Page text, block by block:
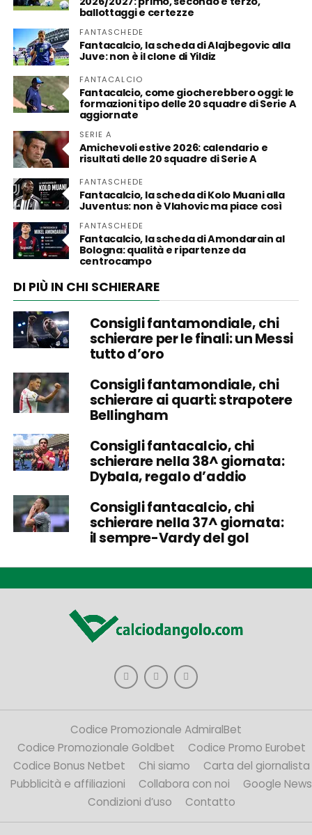
ballottaggi e certezze
FANTASCHEDE
Fantacalcio, la scheda di Alajbegovic alla
Juve: non è il clone di Yildiz
FANTACALCIO
Fantacalcio, come giocherebbero oggi: le
formazioni tipo delle 20 squadre di Serie A
aggiornate
SERIE A
Amichevoli estive 2026: calendario e
risultati delle 20 squadre di Serie A
FANTASCHEDE
Fantacalcio, la scheda di Kolo Muani alla
Juventus: non è Vlahovic ma piace così
FANTASCHEDE
Fantacalcio, la scheda di Amondarain al
Bologna: qualità e ripartenze da
centrocampo
DI PIÙ IN CHI SCHIERARE
Consigli fantamondiale, chi
schierare per le finali: un Messi
tutto d’oro
Consigli fantamondiale, chi
schierare ai quarti: strapotere
Bellingham
Consigli fantacalcio, chi
schierare nella 38^ giornata:
Dybala, regalo d’addio
Consigli fantacalcio, chi
schierare nella 37^ giornata:
il sempre-Vardy del gol
Codice Promozionale AdmiralBet
Codice Promozionale Goldbet
Codice Promo Eurobet
Codice Bonus Netbet
Chi siamo
Carta del giornalista
Pubblicità e affiliazioni
Collabora con noi
Google News
Condizioni d’uso
Contatto